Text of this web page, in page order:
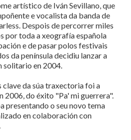
artístico de Iván Sevillano, que
e vocalista da banda de
Despois de percorrer miles
por toda a xeografía española
e de pasar polos festivais
da península decidiu lanzar a
solitario en 2004.
clave da súa traxectoria foi a
2006, do éxito "Pa' mi guerrera".
presentando o seu novo tema
en colaboración con